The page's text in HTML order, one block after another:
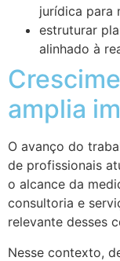
jurídica para
estruturar
alinhado à
amplia
O avanço do
de profissionais
o alcance da
consultoria e
relevante desses
Nesse contexto,